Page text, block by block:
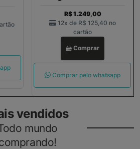
R$ 1.249,00
12x de R$ 125,40 no
cartão
Comprar
Comprar pelo whatsapp
vendidos
mundo